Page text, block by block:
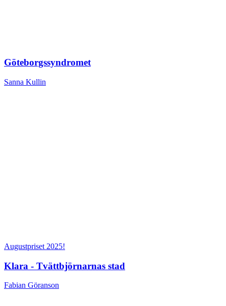
Göteborgssyndromet
Sanna Kullin
Augustpriset 2025!
Klara - Tvättbjörnarnas stad
Fabian Göranson